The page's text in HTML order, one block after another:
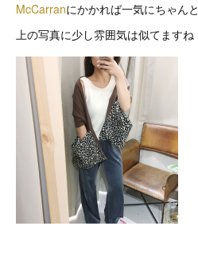
McCarranにかかれば一気にちゃん
上の写真に少し雰囲気は似てますね